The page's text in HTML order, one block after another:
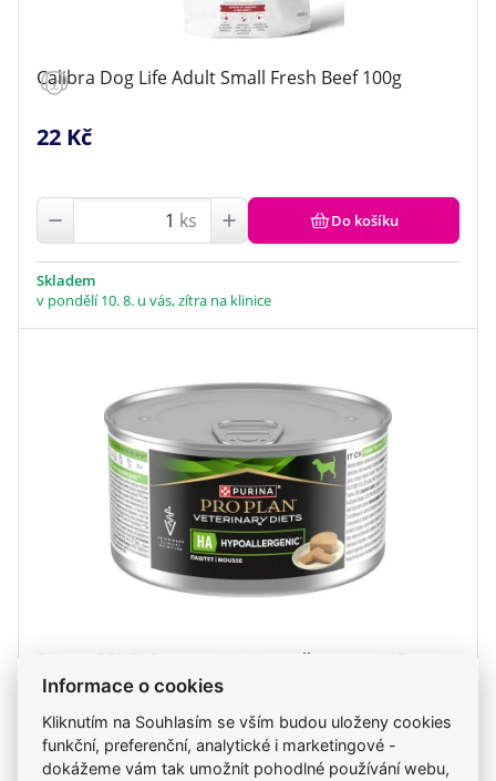
Calibra Dog Life Adult Small Fresh Beef 100g
22 Kč
ks Do košíku
Skladem
v pondělí 10. 8. u vás, zítra na klinice
Purina PPVD Canine - HA Hypoallergenic 195 g
konzerva
47 Kč
Informace o cookies
Kliknutím na Souhlasím se vším budou uloženy cookies
funkční, preferenční, analytické i marketingové -
dokážeme vám tak umožnit pohodlné používání webu,